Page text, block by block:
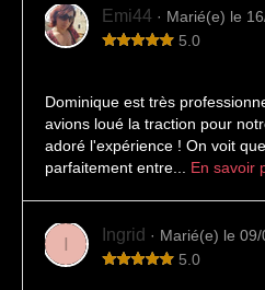
Emi44 · Marié(e) le
5.0
Dominique est très
avions loué la traction pour
adoré l'expérience ! On voit
parfaitement entre... En savoir
Ingrid · Marié(e) le
5.0